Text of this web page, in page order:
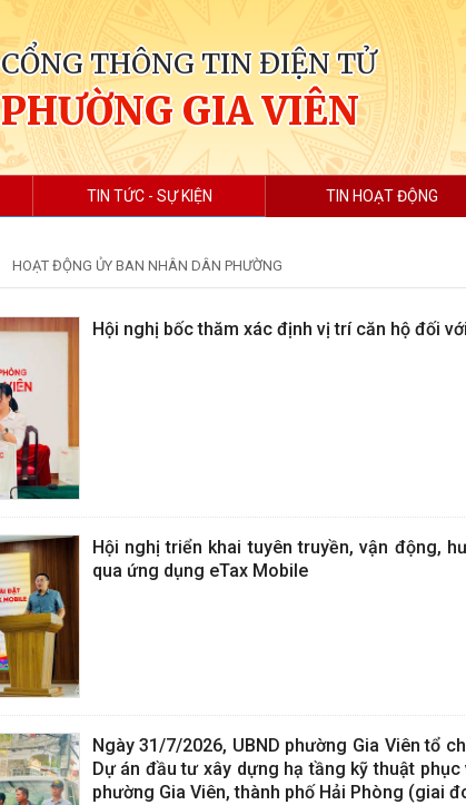
CỔNG THÔNG TIN ĐIỆN TỬ
PHƯỜNG GIA VIÊN
TIN TỨC - SỰ KIỆN TIN HOẠT ĐỘNG
HOẠT ĐỘNG ỦY BAN NHÂN DÂN PHƯỜNG
Hội nghị bốc thăm xác định vị trí căn hộ đối
Hội nghị triển khai tuyên truyền, vận động,
qua ứng dụng eTax Mobile
Ngày 31/7/2026, UBND phường Gia Viên tổ
Dự án đầu tư xây dựng hạ tầng kỹ thuật
phường Gia Viên, thành phố Hải Phòng (giai